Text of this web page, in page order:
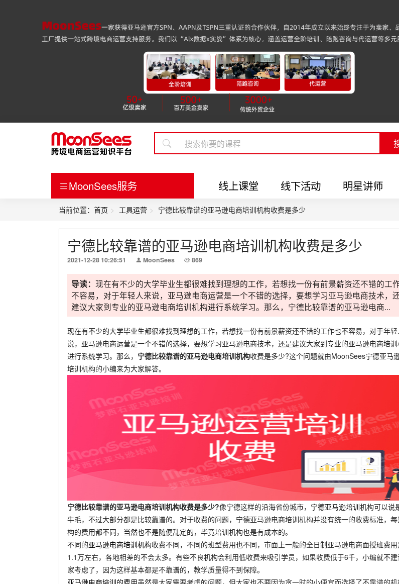
MoonSees服务 线上课堂 线下活动 明星讲师
当前位置： 首页 工具运营 宁德比较靠谱的亚马逊电商培训机构收费是多少
宁德比较靠谱的亚马逊电商培训机构收费是多少
2021-12-28 10:26:51 MoonSees 869
导读： 现在有不少的大学毕业生都很难找到理想的工作，若想找一份有前景薪资还不错的工
不容易，对于年轻人来说，亚马逊电商运营是一个不错的选择，要想学习亚马逊电商技术，
建议大家到专业的亚马逊电商培训机构进行系统学习。那么，宁德比较靠谱的亚马逊电商...
现在有不少的大学毕业生都很难找到理想的工作，若想找一份有前景薪资还不错的工作也不容易，对于年
说，亚马逊电商运营是一个不错的选择，要想学习亚马逊电商技术，还是建议大家到专业的亚马逊电商培
进行系统学习。那么， 宁德比较靠谱的亚马逊电商培训机构收费是多少?这个问题就由MoonSees宁德亚马
培训机构的小编来为大家解答。
宁德比较靠谱的亚马逊电商培训机构收费是多少?像宁德这样的沿海省份城市， 宁德亚马逊培训机构可以说
牛毛，不过大部分都是比较靠谱的。对于收费的问题，宁德亚马逊电商培训机构并没有统一的收费标准，
构的费用都不同，当然也不是随便乱定的，毕竟培训机构也是有成本的。
不同的亚马逊电商培训机构收费不同，不同的班型费用也不同，市面上一般的全日制亚马逊电商面授班费
1.1万左右，各地相差的不会太多。有些不良机构会利用低收费来吸引学员，如果收费低于6千，小编就不
家考虑了，因为这样基本都是不靠谱的，教学质量得不到保障。